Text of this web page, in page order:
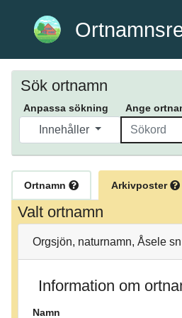
Sök ortnamn
Anpassa sökning Ange
Innehåller
Ortnamn Arkivposter
Valt ortnamn
Orgsjön, naturnamn, Åsele
Information om
Namn